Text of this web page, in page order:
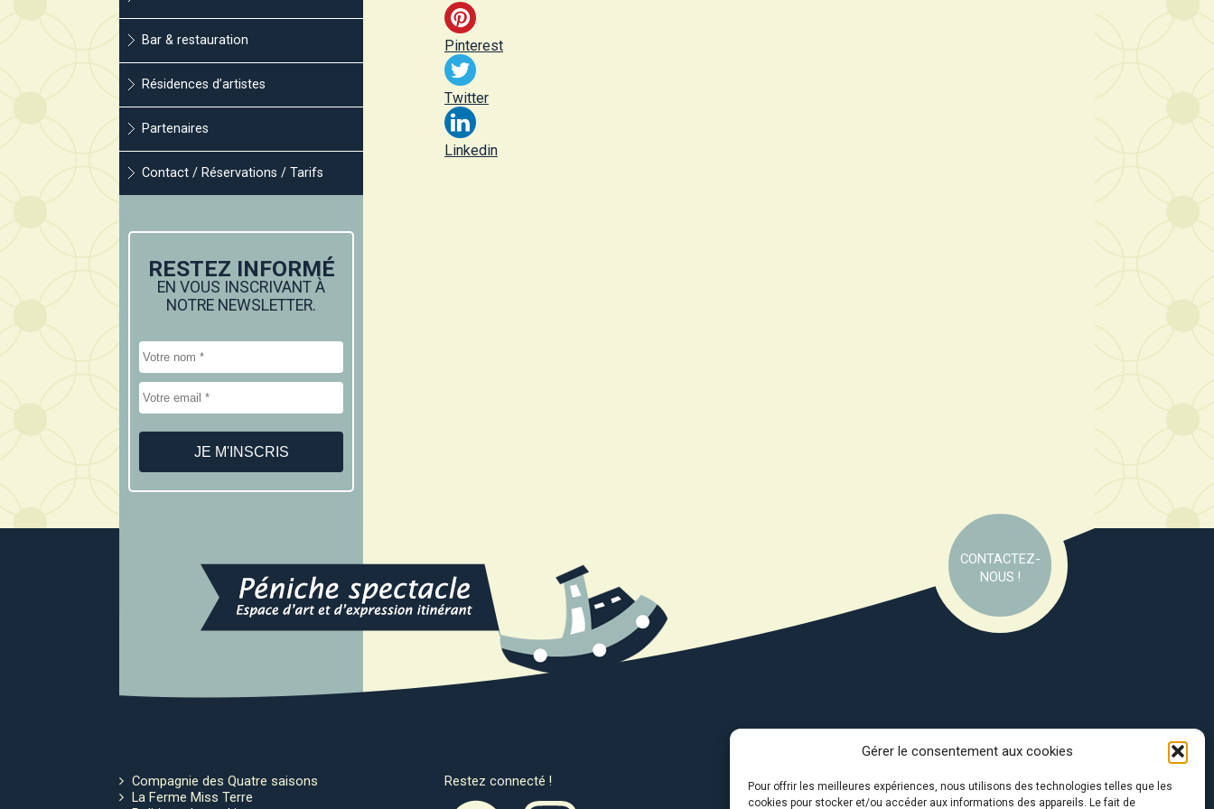
Gérer le consentement aux cookies
Pour offrir les meilleures expériences, nous utilisons des technologies telles que les
cookies pour stocker et/ou accéder aux informations des appareils. Le fait de
Bar & restauration
Résidences d’artistes
Partenaires
Contact / Réservations / Tarifs
RESTEZ INFORMÉ
EN VOUS INSCRIVANT À
NOTRE NEWSLETTER.
Pinterest
Twitter
Linkedin
CONTACTEZ-
NOUS !
Compagnie des Quatre saisons
La Ferme Miss Terre
Restez connecté ! Avec le soutien de :